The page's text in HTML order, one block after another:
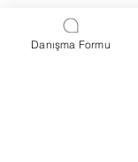
Danışma Formu